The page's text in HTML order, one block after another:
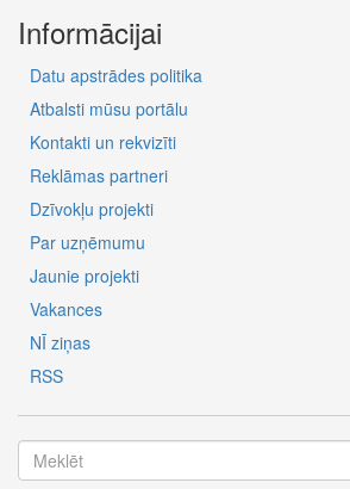
Informācijai
Datu apstrādes politika
Atbalsti mūsu portālu
Kontakti un rekvizīti
Reklāmas partneri
Dzīvokļu projekti
Par uzņēmumu
Jaunie projekti
Vakances
NĪ ziņas
RSS